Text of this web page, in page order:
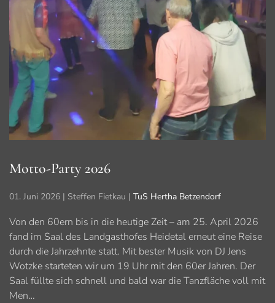
Motto-Party 2026
01. Juni 2026 | Steffen Fietkau | TuS Hertha Betzendorf
Von den 60ern bis in die heutige Zeit – am 25. April 2026
fand im Saal des Landgasthofes Heidetal erneut eine Reise
durch die Jahrzehnte statt. Mit bester Musik von DJ Jens
Wotzke starteten wir um 19 Uhr mit den 60er Jahren. Der
Saal füllte sich schnell und bald war die Tanzfläche voll mit
Men…